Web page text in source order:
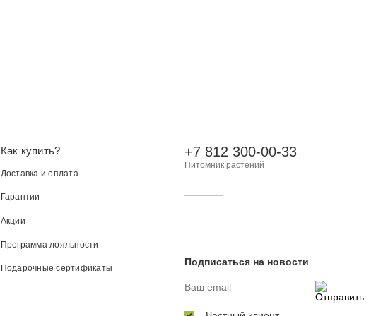
Как купить?
Доставка и оплата
Гарантии
Акции
Программа лояльности
Подарочные сертификаты
+7 812 300-00-33
Питомник растений
Подписаться на новости